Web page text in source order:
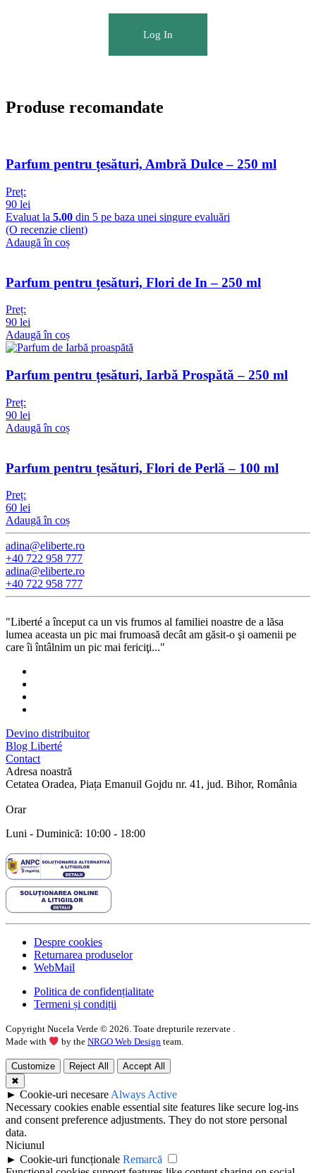
Log In
Produse recomandate
Parfum pentru țesături, Ambră Dulce – 250 ml
Preț:
90 lei
Evaluat la 5.00 din 5 pe baza unei singure evaluări
(O recenzie client)
Adaugă în coș
Parfum pentru țesături, Flori de In – 250 ml
Preț:
90 lei
Adaugă în coș
Parfum pentru țesături, Iarbă Prospătă – 250 ml
Preț:
90 lei
Adaugă în coș
Parfum pentru țesături, Flori de Perlă – 100 ml
Preț:
60 lei
Adaugă în coș
adina@eliberte.ro
+40 722 958 777
adina@­eliberte.ro
+40 722 958 777
"Liberté a început ca un vis frumos al familiei noastre de a lăsa
lumea aceasta un pic mai frumoasă decât am găsit-o şi oamenii pe
care îi întâlnim un pic mai fericiţi..."
Devino distribuitor
Blog Liberté
Contact
Adresa noastră
Cetatea Oradea, Piața Emanuil Gojdu nr. 41, jud. Bihor, România
Orar
Luni - Duminică: 10:00 - 18:00
Despre cookies
Returnarea produselor
WebMail
Politica de confidențialitate
Termeni și condiții
Copyright Nucela Verde © 2026. Toate drepturile rezervate .
Made with
by theNRGO Web Design team.
Customize Reject All
Accept All
✖
► Cookie-uri necesare Always Active
Necessary cookies enable essential site features like secure log-ins
and consent preference adjustments. They do not store personal
data.
Niciunul
► Cookie-uri funcționale Remarcă